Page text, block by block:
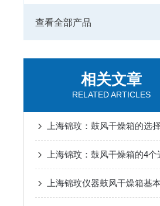
查看全部产品
相关文章
RELATED ARTICLES